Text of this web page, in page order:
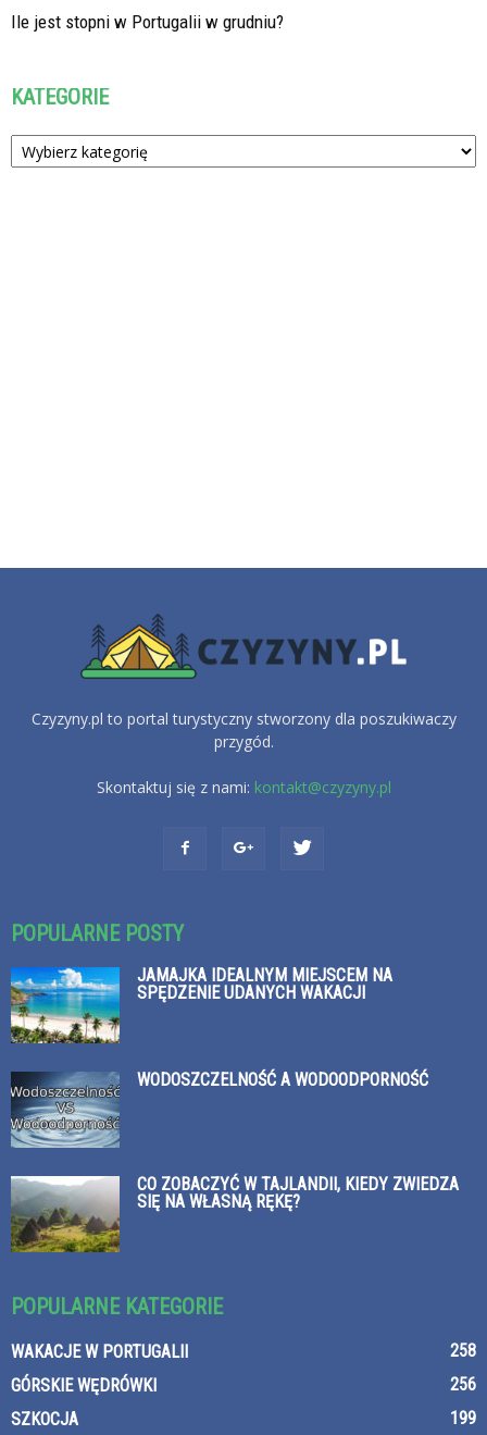
Ile jest stopni w Portugalii w grudniu?
KATEGORIE
Kategorie
Czyzyny.pl to portal turystyczny stworzony dla poszukiwaczy
przygód.
Skontaktuj się z nami: kontakt@czyzyny.pl
POPULARNE POSTY
JAMAJKA IDEALNYM MIEJSCEM NA
SPĘDZENIE UDANYCH WAKACJI
WODOSZCZELNOŚĆ A WODOODPORNOŚĆ
CO ZOBACZYĆ W TAJLANDII, KIEDY ZWIEDZA
SIĘ NA WŁASNĄ RĘKĘ?
POPULARNE KATEGORIE
WAKACJE W PORTUGALII
258
GÓRSKIE WĘDRÓWKI
256
SZKOCJA
199